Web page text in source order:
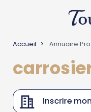
Accueil Annuaire Pro
Inscrire